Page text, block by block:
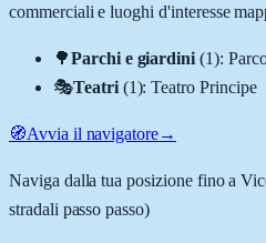
commerciali e luoghi d'interesse
🌳Parchi e giardini (1):
🎭Teatri (1):Teatro Principe
🧭Avvia il navigatore→
Naviga dalla tua posizione fino a
stradali passo passo)